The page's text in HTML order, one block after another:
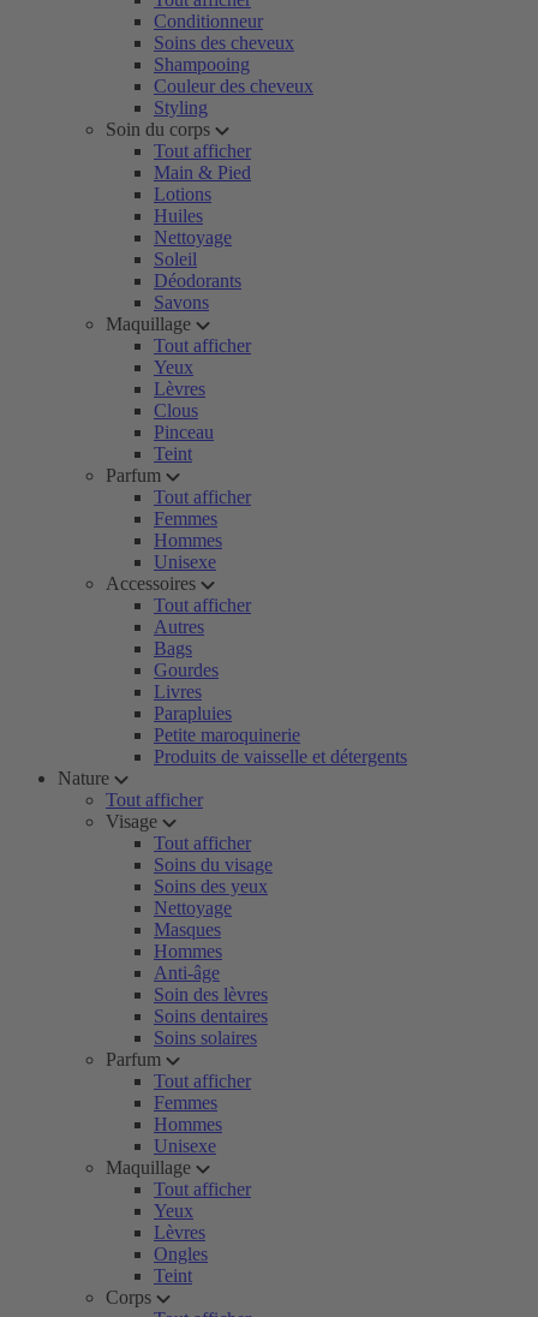
Conditionneur
Soins des cheveux
Shampooing
Couleur des cheveux
Styling
Soin du corps
Tout afficher
Main & Pied
Lotions
Huiles
Nettoyage
Soleil
Déodorants
Savons
Maquillage
Tout afficher
Yeux
Lèvres
Clous
Pinceau
Teint
Parfum
Tout afficher
Femmes
Hommes
Unisexe
Accessoires
Tout afficher
Autres
Bags
Gourdes
Livres
Parapluies
Petite maroquinerie
Produits de vaisselle et détergents
Nature
Tout afficher
Visage
Tout afficher
Soins du visage
Soins des yeux
Nettoyage
Masques
Hommes
Anti-âge
Soin des lèvres
Soins dentaires
Soins solaires
Parfum
Tout afficher
Femmes
Hommes
Unisexe
Maquillage
Tout afficher
Yeux
Lèvres
Ongles
Teint
Corps